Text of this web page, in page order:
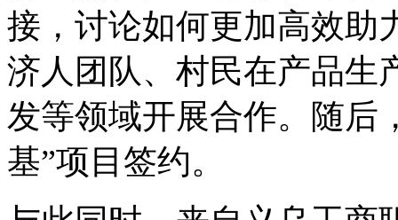
接，讨论如何更加高效助
济人团队、村民在产品生
发等领域开展合作。随后
基”项目签约。